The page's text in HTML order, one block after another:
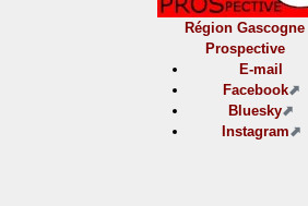
Région Gascogne
Prospective
E-mail
Facebook
Bluesky
Instagram